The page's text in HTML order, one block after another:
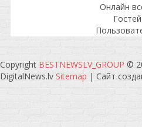
Онлайн
Гостей:
Copyright BESTNEWSLV_GROUP ©
DigitalNews.lv Sitemap | Сайт